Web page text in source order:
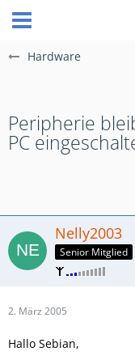
Hardware
Peripherie
PC
Nelly2003
Senior Mitglied
2. März 2005
Hallo Sebian,